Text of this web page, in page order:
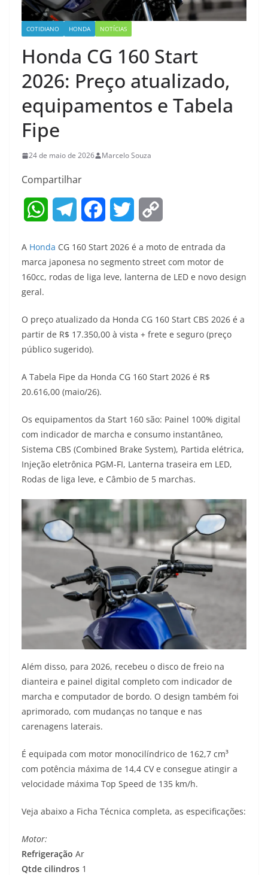
COTIDIANO HONDA NOTÍCIAS
Honda CG 160 Start
2026: Preço atualizado,
equipamentos e Tabela
Fipe
24 de maio de 2026 Marcelo Souza
Compartilhar
W
a
t
A
p
p
l
e
r
a
m
c
e
o
k
i
t
p
y
k
A Honda CG 160 Start 2026 é a moto de entrada da
marca japonesa no segmento street com motor de
160cc, rodas de liga leve, lanterna de LED e novo design
geral.
O preço atualizado da Honda CG 160 Start CBS 2026 é a
partir de R$ 17.350,00 à vista + frete e seguro (preço
público sugerido).
A Tabela Fipe da Honda CG 160 Start 2026 é R$
20.616,00 (maio/26).
Os equipamentos da Start 160 são: Painel 100% digital
com indicador de marcha e consumo instantâneo,
Sistema CBS (Combined Brake System), Partida elétrica,
Injeção eletrônica PGM-FI, Lanterna traseira em LED,
Rodas de liga leve, e Câmbio de 5 marchas.
Além disso, para 2026, recebeu o disco de freio na
dianteira e painel digital completo com indicador de
marcha e computador de bordo. O design também foi
aprimorado, com mudanças no tanque e nas
carenagens laterais.
É equipada com motor monocilíndrico de 162,7 cm³
com potência máxima de 14,4 CV e consegue atingir a
velocidade máxima Top Speed de 135 km/h.
Veja abaixo a Ficha Técnica completa, as especificações:
Motor:
Refrigeração Ar
Qtde cilindros 1